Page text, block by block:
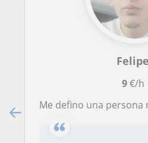
Felipe
9€/h
Me defino una persona muy segura para este puesto, me